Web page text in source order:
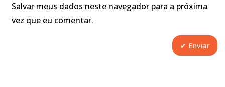
Salvar meus dados neste navegador para a próxima
vez que eu comentar.